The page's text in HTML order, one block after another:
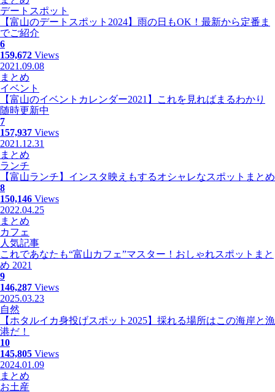
デートスポット
【富山のデートスポット2024】雨の日もOK！最新から定番ま
でご紹介
6
159,672 Views
2021.09.08
まとめ
イベント
【富山のイベントカレンダー2021】これを見ればまるわかり
随時更新中
7
157,937 Views
2021.12.31
まとめ
ランチ
【富山ランチ】インスタ映えもするオシャレなスポットまとめ
8
150,146 Views
2022.04.25
まとめ
カフェ
人気記事
これであなたも“富山カフェ”マスター！おしゃれスポットまと
め 2021
9
146,287 Views
2025.03.23
自然
【ホタルイカ身投げスポット2025】採れる場所はこの海岸と漁
港だ！
10
145,805 Views
2024.01.09
まとめ
お土産